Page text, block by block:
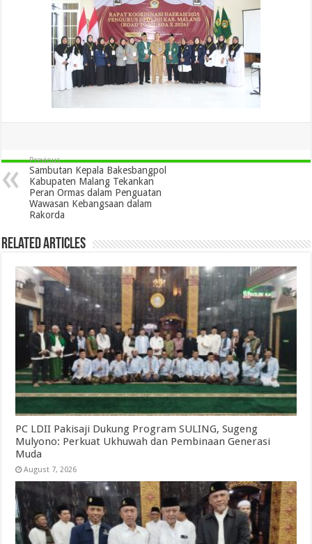
Previous
Sambutan Kepala Bakesbangpol
Kabupaten Malang Tekankan
Peran Ormas dalam Penguatan
Wawasan Kebangsaan dalam
Rakorda
Related Articles
PC LDII Pakisaji Dukung Program SULING, Sugeng
Mulyono: Perkuat Ukhuwah dan Pembinaan Generasi
Muda
August 7, 2026